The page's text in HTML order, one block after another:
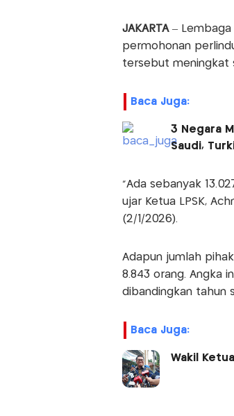
JAKARTA – Lembaga
permohonan
tersebut meningkat
Baca Juga:
3 Negara
Saudi,
"Ada sebanyak
ujar Ketua LPSK,
(2/1/2026).
Adapun jumlah
8.843 orang. Angka
dibandingkan tahun
Baca Juga:
Wakil